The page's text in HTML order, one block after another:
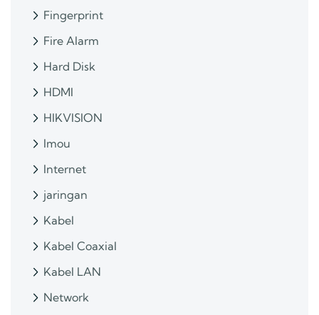
Fingerprint
Fire Alarm
Hard Disk
HDMI
HIKVISION
Imou
Internet
jaringan
Kabel
Kabel Coaxial
Kabel LAN
Network